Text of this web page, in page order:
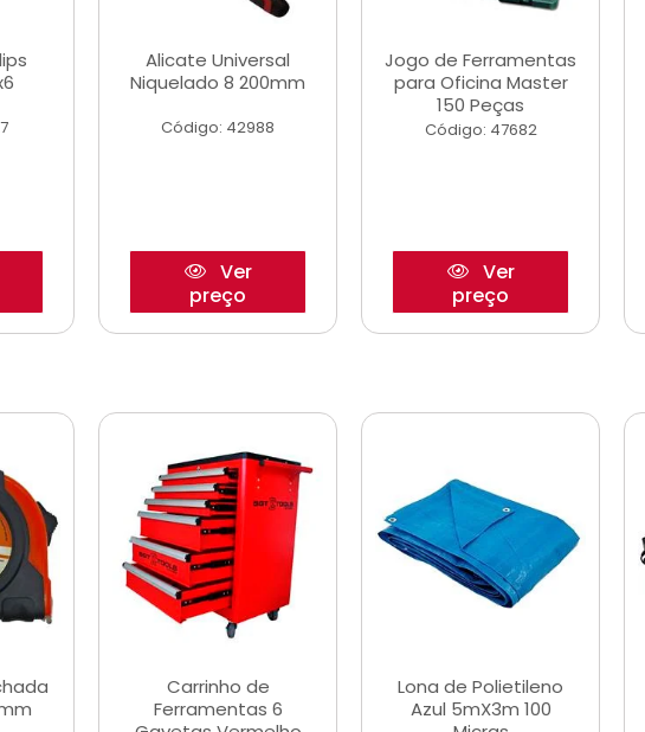
Alicate Universal
Niquelado 8 200mm
Código: 42988
Ver
preço
Jogo de Ferramentas
para Oficina Master
150 Peças
Código: 47682
Ver
preço
Carrinho de
Ferramentas 6
Lona de Polietileno
Azul 5mX3m 100